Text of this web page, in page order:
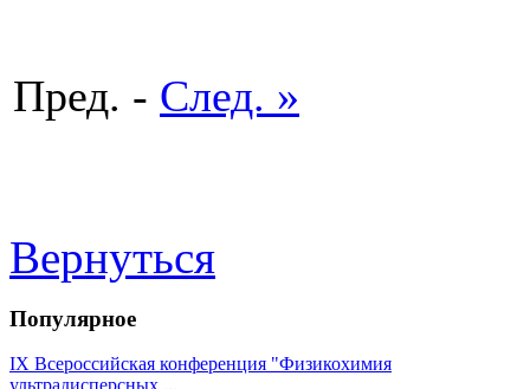
Пред. - След. »
Вернуться
Популярное
IX Всероссийская конференция "Физикохимия